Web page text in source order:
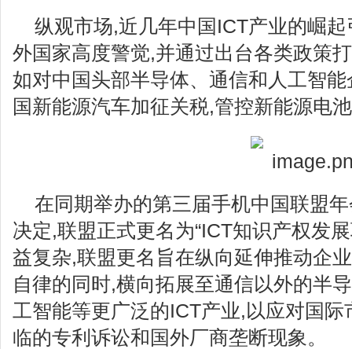
纵观市场,近几年中国ICT产业的崛
外国家高度警觉,并通过出台各类政策
如对中国头部半导体、通信和人工智
国新能源汽车加征关税,管控新能源电
在同期举办的第三届手机中国联盟
决定,联盟正式更名为“ICT知识产权发
益复杂,联盟更名旨在纵向延伸推动企
自律的同时,横向拓展至通信以外的半
工智能等更广泛的ICT产业,以应对国
临的专利诉讼和国外厂商垄断现象。